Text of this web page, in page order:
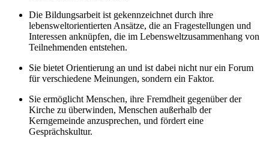
Die Bildungsarbeit ist gekennzeichnet durch ihre
lebensweltorientierten Ansätze, die an Fragestellungen und
Interessen anknüpfen, die im Lebensweltzusammenhang von
Teilnehmenden entstehen.
Sie bietet Orientierung an und ist dabei nicht nur ein Forum
für verschiedene Meinungen, sondern ein Faktor.
Sie ermöglicht Menschen, ihre Fremdheit gegenüber der
Kirche zu überwinden, Menschen außerhalb der
Kerngemeinde anzusprechen, und fördert eine
Gesprächskultur.